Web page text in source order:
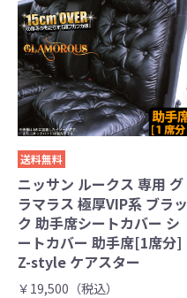
送料無料
ニッサン ルークス 専用 グ
ラマラス 極厚VIP系 ブラッ
ク 助手席シートカバー シ
ートカバー 助手席[1席分]
Z-style ケアスター
￥19,500（税込）